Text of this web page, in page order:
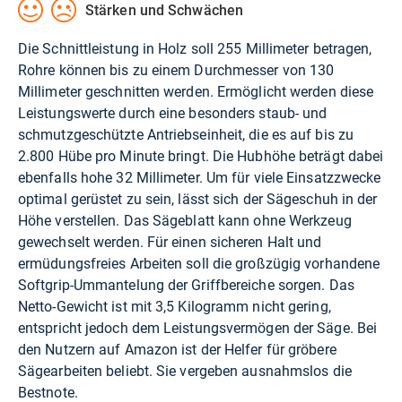
Stärken und Schwächen
Die Schnittleistung in Holz soll 255 Millimeter betragen,
Rohre können bis zu einem Durchmesser von 130
Millimeter geschnitten werden. Ermöglicht werden diese
Leistungswerte durch eine besonders staub- und
schmutzgeschützte Antriebseinheit, die es auf bis zu
2.800 Hübe pro Minute bringt. Die Hubhöhe beträgt dabei
ebenfalls hohe 32 Millimeter. Um für viele Einsatzzwecke
optimal gerüstet zu sein, lässt sich der Sägeschuh in der
Höhe verstellen. Das Sägeblatt kann ohne Werkzeug
gewechselt werden. Für einen sicheren Halt und
ermüdungsfreies Arbeiten soll die großzügig vorhandene
Softgrip-Ummantelung der Griffbereiche sorgen. Das
Netto-Gewicht ist mit 3,5 Kilogramm nicht gering,
entspricht jedoch dem Leistungsvermögen der Säge. Bei
den Nutzern auf Amazon ist der Helfer für gröbere
Sägearbeiten beliebt. Sie vergeben ausnahmslos die
Bestnote.